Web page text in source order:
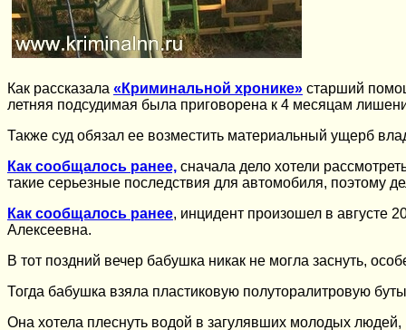
Как рассказала «Криминальной хронике» старший
летняя подсудимая была приговорена к 4 месяцам
Также суд обязал ее возместить материальный ущерб
Как сообщалось ранее, сначала дело хотели
такие серьезные последствия для автомобиля, поэтому
Как сообщалось ранее, инцидент произошел в августе
Алексеевна.
В тот поздний вечер бабушка никак не могла заснуть,
Тогда бабушка взяла пластиковую полуторалитровую
Она хотела плеснуть водой в загулявших молодых